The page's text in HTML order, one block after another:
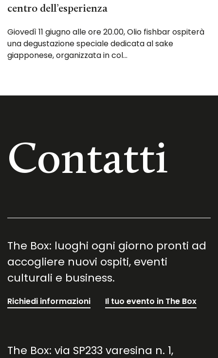
centro dell’esperienza
Giovedì 11 giugno alle ore 20.00, Olio fishbar ospiterà
una degustazione speciale dedicata al sake
giapponese, organizzata in col…
Contatti
The Box: luoghi ogni giorno pronti ad
accogliere nuovi ospiti, eventi
culturali e business.
Richiedi informazioni Il tuo evento in The Box
The Box: via SP233 varesina n. 1,